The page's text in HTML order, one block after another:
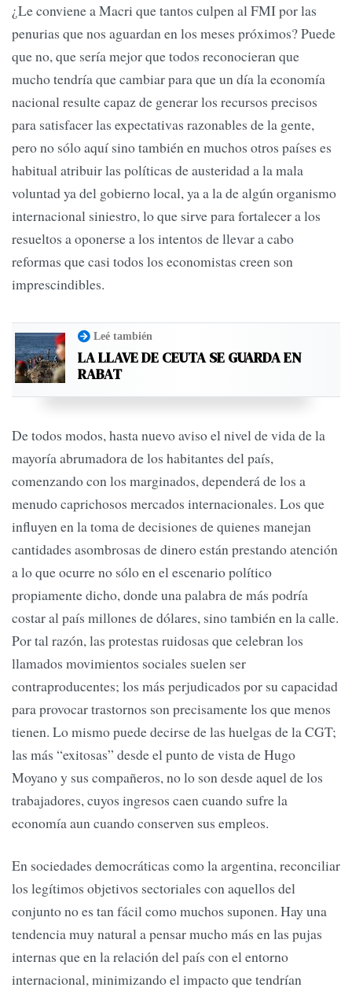
¿Le conviene a Macri que tantos culpen al FMI por las
penurias que nos aguardan en los meses próximos? Puede
que no, que sería mejor que todos reconocieran que
mucho tendría que cambiar para que un día la economía
nacional resulte capaz de generar los recursos precisos
para satisfacer las expectativas razonables de la gente,
pero no sólo aquí sino también en muchos otros países es
habitual atribuir las políticas de austeridad a la mala
voluntad ya del gobierno local, ya a la de algún organismo
internacional siniestro, lo que sirve para fortalecer a los
resueltos a oponerse a los intentos de llevar a cabo
reformas que casi todos los economistas creen son
imprescindibles.
Leé también
LA LLAVE DE CEUTA SE GUARDA EN
RABAT
De todos modos, hasta nuevo aviso el nivel de vida de la
mayoría abrumadora de los habitantes del país,
comenzando con los marginados, dependerá de los a
menudo caprichosos mercados internacionales. Los que
influyen en la toma de decisiones de quienes manejan
cantidades asombrosas de dinero están prestando atención
a lo que ocurre no sólo en el escenario político
propiamente dicho, donde una palabra de más podría
costar al país millones de dólares, sino también en la calle.
Por tal razón, las protestas ruidosas que celebran los
llamados movimientos sociales suelen ser
contraproducentes; los más perjudicados por su capacidad
para provocar trastornos son precisamente los que menos
tienen. Lo mismo puede decirse de las huelgas de la CGT;
las más “exitosas” desde el punto de vista de Hugo
Moyano y sus compañeros, no lo son desde aquel de los
trabajadores, cuyos ingresos caen cuando sufre la
economía aun cuando conserven sus empleos.
En sociedades democráticas como la argentina, reconciliar
los legítimos objetivos sectoriales con aquellos del
conjunto no es tan fácil como muchos suponen. Hay una
tendencia muy natural a pensar mucho más en las pujas
internas que en la relación del país con el entorno
internacional, minimizando el impacto que tendrían